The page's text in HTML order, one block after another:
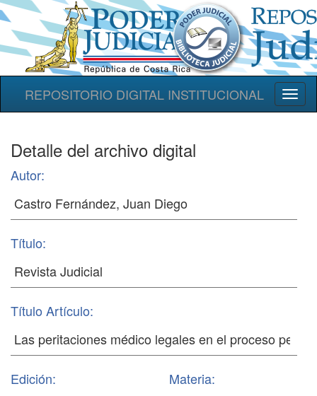
REPOSITORIO DIGITAL INSTITUCIONAL
Detalle del archivo digital
Autor:
Título:
Título Artículo:
Edición: Materia: